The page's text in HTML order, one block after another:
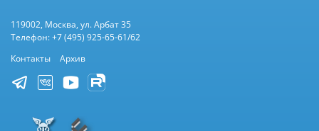
119002, Москва, ул. Арбат 35
Телефон: +7 (495) 925-65-61/62
Контакты
Архив